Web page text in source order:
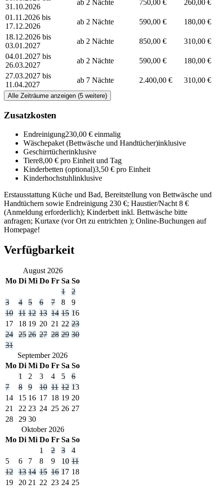
31.10.2026
ab 2 Nächte 750,00 €
260,00 €
01.11.2026 bis
17.12.2026
ab 2 Nächte 590,00 €
180,00 €
18.12.2026 bis
03.01.2027
ab 2 Nächte 850,00 €
310,00 €
04.01.2027 bis
26.03.2027
ab 2 Nächte 590,00 €
180,00 €
27.03.2027 bis
11.04.2027
ab 7 Nächte 2.400,00 € 310,00 €
Alle Zeiträume anzeigen (5 weitere)
Zusatzkosten
Endreinigung230,00 € einmalig
Wäschepaket (Bettwäsche und Handtücher)inklusive
Geschirrtücherinklusive
Tiere8,00 € pro Einheit und Tag
Kinderbetten (optional)3,50 € pro Einheit
Kinderhochstuhlinklusive
Erstausstattung Küche und Bad, Bereitstellung von Bettwäsche und
Handtüchern sowie Endreinigung 230 €; Haustier/Nacht 8 €
(Anmeldung erforderlich); Kinderbett inkl. Bettwäsche bitte
anfragen; Kurtaxe (vor Ort zu entrichten ); Online-Buchungen auf
Homepage!
Verfügbarkeit
August 2026
Mo Di Mi Do Fr Sa So
1
2
3
4 5 6 7 8
9
10
11 12 13 14 15 16
17
18 19 20 21 22 23
24
25 26 27 28 29 30
31
September 2026
Mo Di Mi Do Fr Sa So
1
2 3 4 5
6
7
8 9 10 11 12 13
14
15 16 17 18 19 20
21
22 23 24 25 26 27
28
29 30
Oktober 2026
Mo Di Mi Do Fr Sa So
1
2 3
4
5
6 7 8 9 10 11
12
13 14 15 16 17 18
19
20 21 22 23 24 25